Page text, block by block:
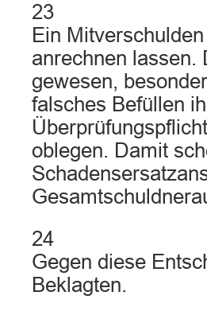
23
Ein
anrechnen lassen.
gewesen,
falsches Befüllen
oblegen. Damit
24
Gegen diese
Beklagten.